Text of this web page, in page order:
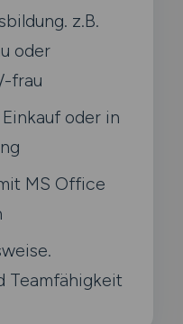
z.B.
oder
frau
oder in
MS Office
Teamfähigkeit